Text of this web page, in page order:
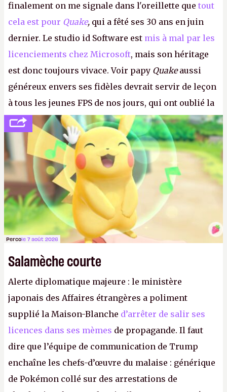
finalement on me signale dans l'oreillette que tout
cela est pour Quake, qui a fêté ses 30 ans en juin
dernier. Le studio id Software est mis à mal par les
licenciements chez Microsoft, mais son héritage
est donc toujours vivace. Voir papy Quakeaussi
généreux envers ses fidèles devrait servir de leçon
à tous les jeunes FPS de nos jours, qui ont oublié la
politesse et le respect envers leurs joueurs et les
anciens. Il leur faudrait une bonne guerre des
consoles à ces petits cons !
Percole 7 août 2026
Salamèche courte
Alerte diplomatique majeure : le ministère
japonais des Affaires étrangères a poliment
supplié la Maison-Blanche d’arrêter de salir ses
licences dans ses mèmes de propagande. Il faut
dire que l’équipe de communication de Trump
enchaîne les chefs-d’œuvre du malaise : générique
de Pokémon collé sur des arrestations de